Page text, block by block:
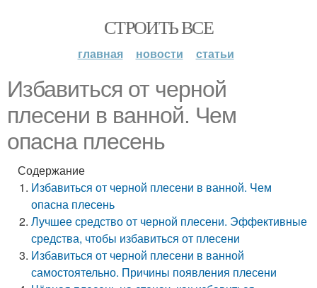
СТРОИТЬ ВСЕ
главная новости статьи
Избавиться от черной
плесени в ванной. Чем
опасна плесень
Содержание
Избавиться от черной плесени в ванной. Чем
опасна плесень
Лучшее средство от черной плесени. Эффективные
средства, чтобы избавиться от плесени
Избавиться от черной плесени в ванной
самостоятельно. Причины появления плесени